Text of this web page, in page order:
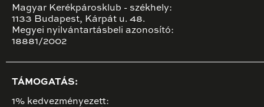
Magyar Kerékpárosklub - székhely:
1133 Budapest, Kárpát u. 48.
Megyei nyilvántartásbeli azonosító:
18881/2002
TÁMOGATÁS:
1% kedvezményezett: